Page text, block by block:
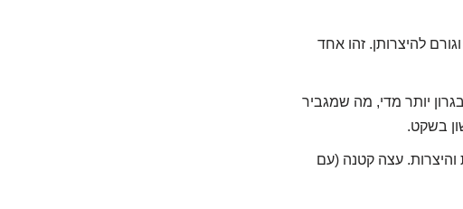
להיצרותן. זהו אחד
יותר מדי, מה שמגביר
בשקט.
והיצרות. עצה קטנה (עם